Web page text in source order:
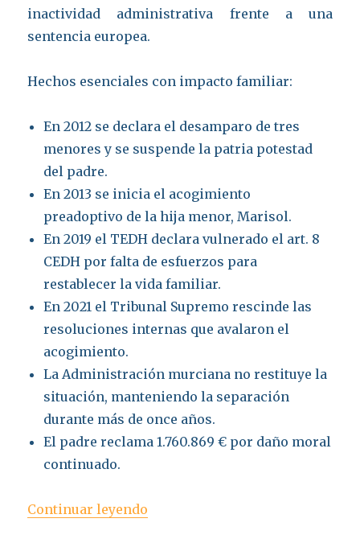
inactividad administrativa frente a una
sentencia europea.
Hechos esenciales con impacto familiar:
En 2012 se declara el desamparo de tres
menores y se suspende la patria potestad
del padre.
En 2013 se inicia el acogimiento
preadoptivo de la hija menor, Marisol.
En 2019 el TEDH declara vulnerado el art. 8
CEDH por falta de esfuerzos para
restablecer la vida familiar.
En 2021 el Tribunal Supremo rescinde las
resoluciones internas que avalaron el
acogimiento.
La Administración murciana no restituye la
situación, manteniendo la separación
durante más de once años.
El padre reclama 1.760.869 € por daño moral
continuado.
Continuar leyendo